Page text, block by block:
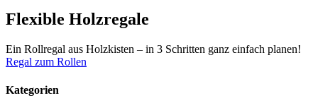
Flexible Holzregale
Ein Rollregal aus Holzkisten – in 3 Schritten ganz einfach planen!
Regal zum Rollen
Kategorien